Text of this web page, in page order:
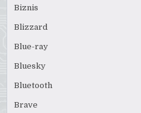
Biznis
Blizzard
Blue-ray
Bluesky
Bluetooth
Brave